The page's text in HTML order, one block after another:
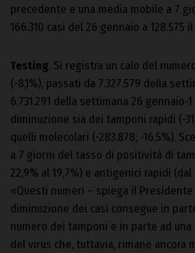
precedente e una media mobile a 7
166.310 casi del 26 gennaio a 128.575
Testing. Si registra un calo del
(-8,1%), passati da 7.327.579 della
6.731.291 della settimana 26 gennaio-
diminuzione sia dei tamponi rapidi (-
quelli molecolari (-283.878; -16,5%).
a 7 giorni del tasso di positività di
22,9% al 19,7%) e antigenici rapidi (dal
«Questi numeri – spiega il
diminuzione dei casi consegue in
numero dei tamponi e in parte ad
del virus che, tuttavia, rimane ancora